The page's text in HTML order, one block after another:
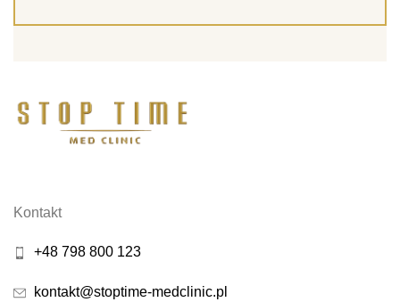
Kontakt
+48 798 800 123
kontakt@stoptime-medclinic.pl